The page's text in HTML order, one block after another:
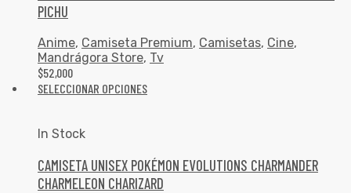
PICHU
Anime, Camiseta Premium, Camisetas, Cine,
Mandrágora Store, Tv
$52,000
SELECCIONAR OPCIONES
In Stock
CAMISETA UNISEX POKÉMON EVOLUTIONS CHARMANDER
CHARMELEON CHARIZARD